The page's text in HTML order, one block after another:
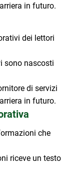
in futuro.
dei lettori
sono nascosti
di servizi
in futuro.
che
riceve un testo